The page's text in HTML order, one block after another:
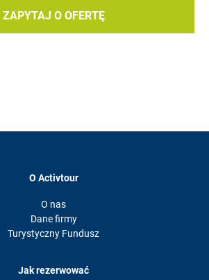
ZAPYTAJ O OFERTĘ
O Activtour
O nas
Dane firmy
Turystyczny Fundusz
Jak rezerwować